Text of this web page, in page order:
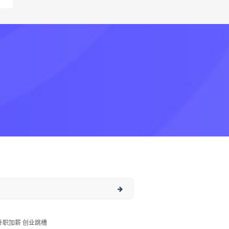
职加薪 创业跳槽